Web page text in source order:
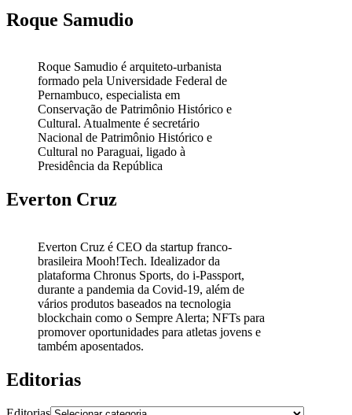
Roque Samudio
Roque Samudio é arquiteto-urbanista
formado pela Universidade Federal de
Pernambuco, especialista em
Conservação de Patrimônio Histórico e
Cultural. Atualmente é secretário
Nacional de Patrimônio Histórico e
Cultural no Paraguai, ligado à
Presidência da República
Everton Cruz
Everton Cruz é CEO da startup franco-
brasileira Mooh!Tech. Idealizador da
plataforma Chronus Sports, do i-Passport,
durante a pandemia da Covid-19, além de
vários produtos baseados na tecnologia
blockchain como o Sempre Alerta; NFTs para
promover oportunidades para atletas jovens e
também aposentados.
Editorias